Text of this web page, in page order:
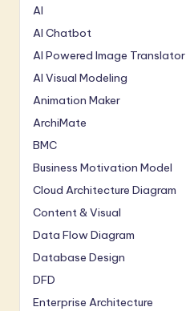
AI
AI Chatbot
AI Powered Image Translator
AI Visual Modeling
Animation Maker
ArchiMate
BMC
Business Motivation Model
Cloud Architecture Diagram
Content & Visual
Data Flow Diagram
Database Design
DFD
Enterprise Architecture